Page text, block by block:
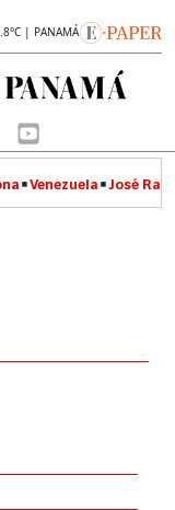
| PANAMÁ
Venezuela José